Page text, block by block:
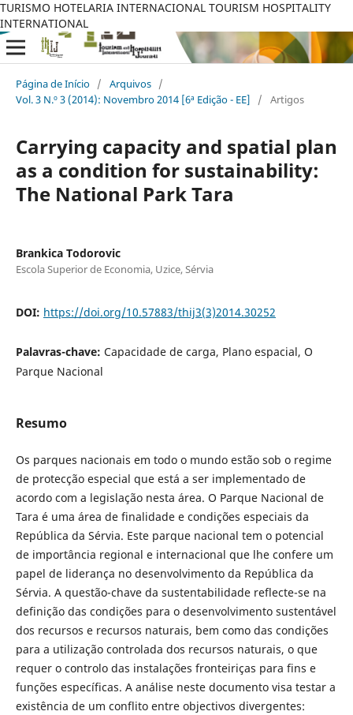
TURISMO HOTELARIA INTERNACIONAL TOURISM HOSPITALITY
INTERNATIONAL
Página de Início / Arquivos /
Vol. 3 N.º 3 (2014): Novembro 2014 [6ª Edição - EE]
/ Artigos
Carrying capacity and spatial plan
as a condition for sustainability:
The National Park Tara
Brankica Todorovic
Escola Superior de Economia, Uzice, Sérvia
DOI: https://doi.org/10.57883/thij3(3)2014.30252
Palavras-chave: Capacidade de carga, Plano espacial, O
Parque Nacional
Resumo
Os parques nacionais em todo o mundo estão sob o regime
de protecção especial que está a ser implementado de
acordo com a legislação nesta área. O Parque Nacional de
Tara é uma área de finalidade e condições especiais da
República da Sérvia. Este parque nacional tem o potencial
de importância regional e internacional que lhe confere um
papel de liderança no desenvolvimento da República da
Sérvia. A questão-chave da sustentabilidade reflecte-se na
definição das condições para o desenvolvimento sustentável
dos recursos e recursos naturais, bem como das condições
para a utilização controlada dos recursos naturais, o que
requer o controlo das instalações fronteiriças para fins e
funções específicas. A análise neste documento visa testar a
existência de um conflito entre objectivos divergentes: